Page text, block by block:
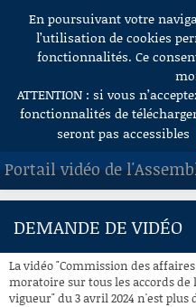
Aller au contenu
En poursuivant votre
l’utilisation de cookies
fonctionnalités. Ce
ATTENTION : si vous
fonctionnalités de
seront pas accessibles
Portail vidéo de
ACCUEIL
À LA DEMANDE
DEMANDE DE VIDÉO
La vidéo "Commission des
moratoire sur tous les accords
vigueur" du 3 avril 2024 n'est